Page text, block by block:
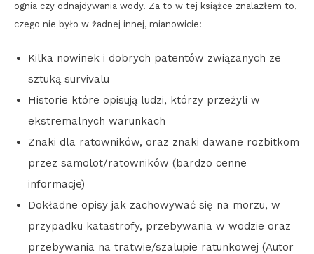
ognia czy odnajdywania wody. Za to w tej książce znalazłem to,
czego nie było w żadnej innej, mianowicie:
Kilka nowinek i dobrych patentów związanych ze
sztuką survivalu
Historie które opisują ludzi, którzy przeżyli w
ekstremalnych warunkach
Znaki dla ratowników, oraz znaki dawane rozbitkom
przez samolot/ratowników (bardzo cenne
informacje)
Dokładne opisy jak zachowywać się na morzu, w
przypadku katastrofy, przebywania w wodzie oraz
przebywania na tratwie/szalupie ratunkowej (Autor